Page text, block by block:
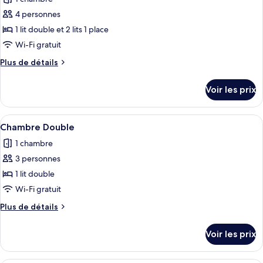
lits
jumeaux
pour
ce
type
chambre :
4 personnes
1 lit double et 2 lits 1 place
Wi-Fi gratuit
Plus de détails
Plus
le
type
de
Chambre
Familiale
Voir les prix
Afficher
toutes
les
photos
pour
ce
type
de
Chambre
Double
Une chambre d’hôtel avec un lit,
4
Chambre Double
1 chambre
3 personnes
1 lit double
Wi-Fi gratuit
Plus de détails
Plus
le
type
Voir les prix